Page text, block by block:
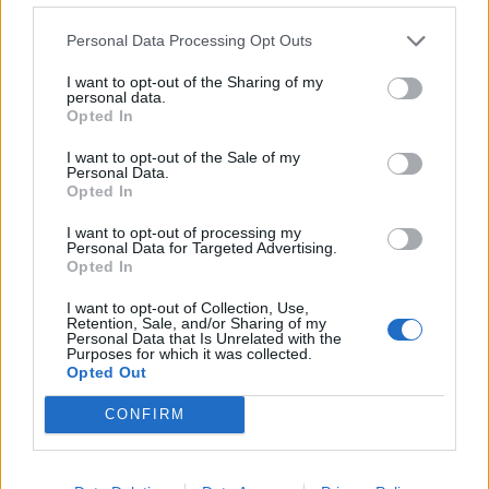
Personal Data Processing Opt Outs
I want to opt-out of the Sharing of my
personal data.
Opted In
I want to opt-out of the Sale of my
Personal Data.
Opted In
I want to opt-out of processing my
Personal Data for Targeted Advertising.
Opted In
I want to opt-out of Collection, Use,
Retention, Sale, and/or Sharing of my
Personal Data that Is Unrelated with the
Purposes for which it was collected.
Opted Out
CONFIRM
#tenhagout
— Sjors Rozendaal (@SjorsRozendaal)
March 4,
Ten Hag: "Ik zie verbetering in de veldbezetting" 😂😂
Niets aan de hand dus
— Tim van Klink (@timvanklink)March 4, 2020
Lees ook:
ontslag Ten Hag en noemen ook al een vervanger
Selectie Ajax uitgescholden bij aankomst in Utrecht:
"Hamas, Hamas, Joden aan het gas"
'Toch nog iets gewonnen: Ten Hag verslaat andere
kale man op de 20 meter traplopen'